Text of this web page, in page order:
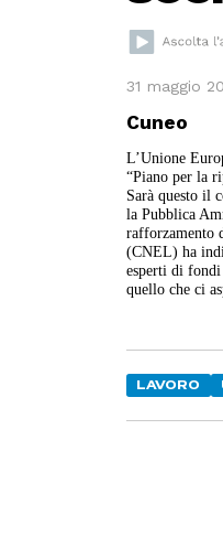
31 maggio
Cuneo
L’Unione
“Piano per la
Sarà questo il
la Pubblica
rafforzamento
(CNEL) ha
esperti di fondi
quello che ci
LAVORO